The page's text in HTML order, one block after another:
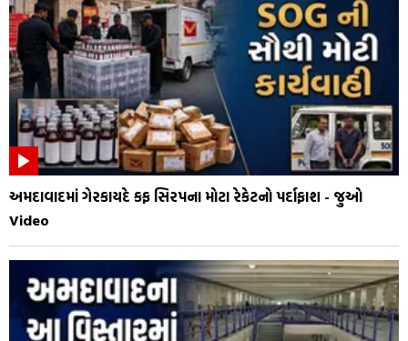
અમદાવાદમાં ગેરકાયદે કફ સિરપના મોટા રેકેટનો પર્દાફાશ - જુઓ
Video